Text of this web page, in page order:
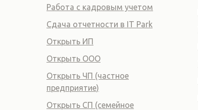
Работа с кадровым учетом
Сдача отчетности в IT Park
Открыть ИП
Открыть ООО
Открыть ЧП (частное
предприятие)
Открыть СП (семейное